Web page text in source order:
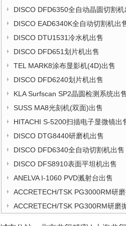
DISCO DFD6350全自动晶圆切割机
DISCO EAD6340K全自动切割机出
DISCO DTU1531冷水机出售
DISCO DFD651划片机出售
TEL MARK8涂布显影机(4D)出售
DISCO DFD6240划片机出售
KLA Surfscan SP2晶圆检测系统出
SUSS MA8光刻机(双面)出售
HITACHI S-5200扫描电子显微镜出
DISCO DTG8440研磨机出售
DISCO DFD6340全自动切割机出售
DISCO DFS8910表面平坦机出售
ANELVA I-1060 PVD溅射台出售
ACCRETECH/TSK PG3000RM研
ACCRETECH/TSK PG300RM研磨